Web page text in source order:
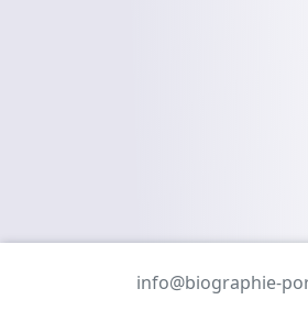
info@biographie-